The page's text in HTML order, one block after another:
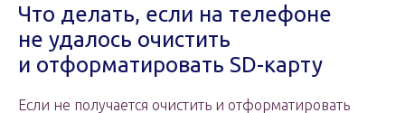
Что делать, если на телефоне
не удалось очистить
и отформатировать SD-карту
Если не получается очистить и отформатировать